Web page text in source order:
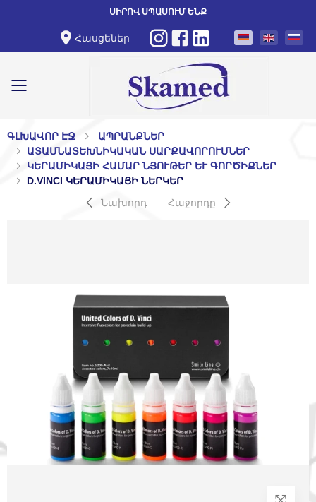
ՍԻՐՈՎ ՍՊԱՍՈՒՄ ԵՆՔ
Հասցեներ
Toggle mobile menu
ԳԼԽԱՎՈՐ ԷՋ
ԱՊՐԱՆՔՆԵՐ
ԱՏԱՄՆԱՏԵԽՆԻԿԱԿԱՆ ՍԱՐՔԱՎՈՐՈՒՄՆԵՐ
ԿԵՐԱՄԻԿԱՅԻ ՀԱՄԱՐ ՆՅՈՒԹԵՐ ԵՒ ԳՈՐԾԻՔՆԵՐ
D.VINCI ԿԵՐԱՄԻԿԱՅԻ ՆԵՐԿԵՐ
Նախորդ
Հաջորդը